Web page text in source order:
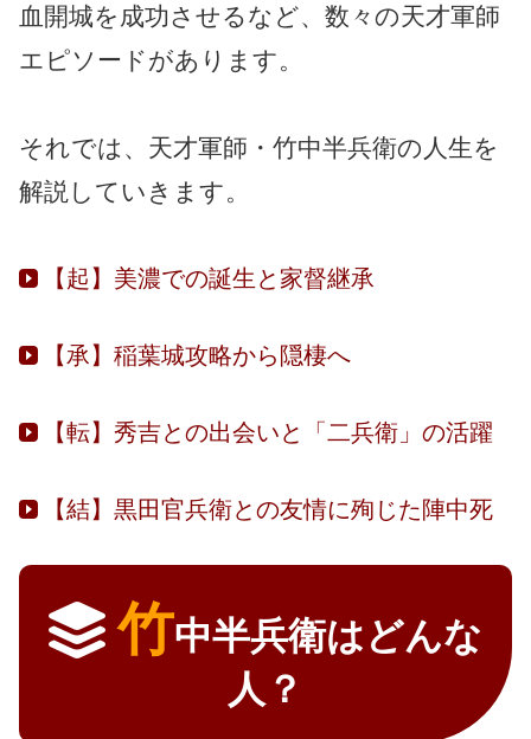
血開城を成功させるなど、数々の天才軍師
エピソードがあります。
それでは、天才軍師・竹中半兵衛の人生を
解説していきます。
【起】美濃での誕生と家督継承
【承】稲葉城攻略から隠棲へ
【転】秀吉との出会いと「二兵衛」の活躍
【結】黒田官兵衛との友情に殉じた陣中死
竹中半兵衛はどんな
人？